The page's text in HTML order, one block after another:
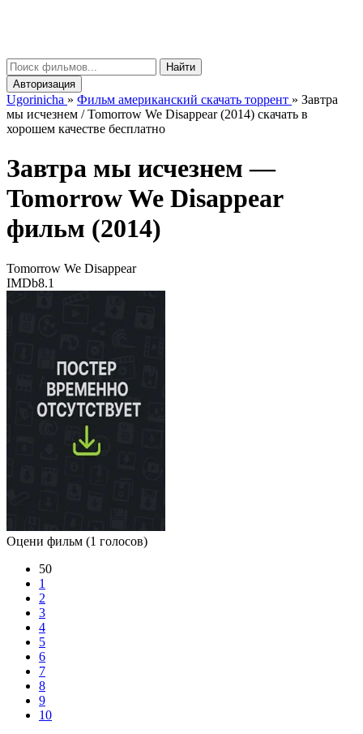
Найти
Авторизация
Ugorinicha » Фильм американский скачать торрент » Завтра
мы исчезнем / Tomorrow We Disappear (2014) скачать в
хорошем качестве бесплатно
Завтра мы исчезнем —
Tomorrow We Disappear
фильм (2014)
Tomorrow We Disappear
IMDb8.1
Оцени фильм (1 голосов)
50
1
2
3
4
5
6
7
8
9
10